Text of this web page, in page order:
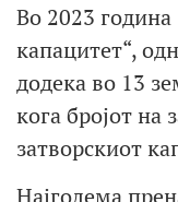
Во 2023
капацитет“,
додека во 13
кога бројот на
затворскиот
Најголема